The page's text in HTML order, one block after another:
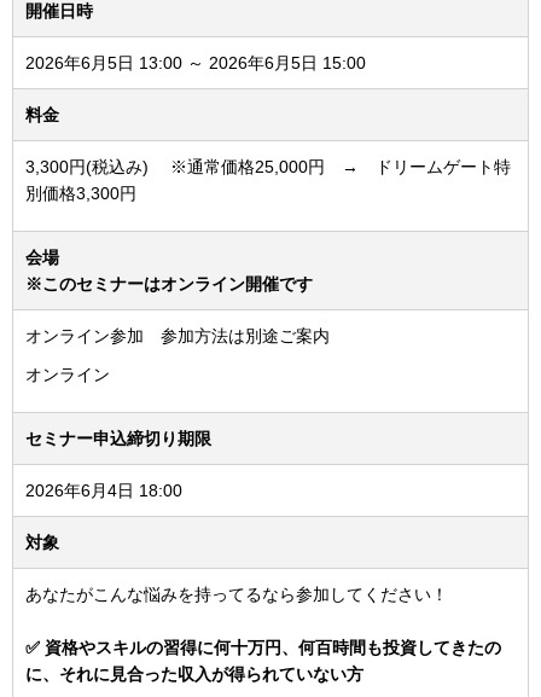
開催日時
2026年6月5日 13:00 ～ 2026年6月5日 15:00
料金
3,300円(税込み) ※通常価格25,000円 → ドリームゲート特
別価格3,300円
会場
※このセミナーはオンライン開催です
オンライン参加 参加方法は別途ご案内
オンライン
セミナー申込締切り期限
2026年6月4日 18:00
対象
あなたがこんな悩みを持ってるなら参加してください！
✅ 資格やスキルの習得に何十万円、何百時間も投資してきたの
に、それに見合った収入が得られていない方